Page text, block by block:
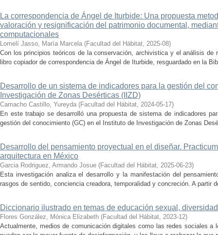
La correspondencia de Ángel de Iturbide: Una propuesta
valoración y resignificación del patrimonio documental,
computacionales
Lomelí Jasso, María Marcela (Facultad del Hábitat, 2025-08)
Con los principios teóricos de la conservación, archivistica y el análisis de
libro copiador de correspondencia de Ángel de Iturbide, resguardado en la
Desarrollo de un sistema de indicadores para la gestión del
Investigación de Zonas Desérticas (IIZD)
Camacho Castillo, Yureyda (Facultad del Hábitat, 2024-05-17)
En este trabajo se desarrolló una propuesta de sistema de indicadores
gestión del conocimiento (GC) en el Instituto de Investigación de Zonas
Desarrollo del pensamiento proyectual en el diseñar.
arquitectura en México
Garcia Rodriguez, Armando Josue (Facultad del Hábitat, 2025-06-23)
Esta investigación analiza el desarrollo y la manifestación del
rasgos de sentido, conciencia creadora, temporalidad y concreción. A partir
Diccionario ilustrado en temas de educación sexual,
Flores González, Mónica Elizabeth (Facultad del Hábitat, 2023-12)
Actualmente, medios de comunicación digitales como las redes sociales a